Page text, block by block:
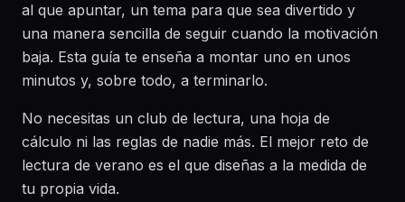
al que apuntar, un tema para que sea divertido y
una manera sencilla de seguir cuando la motivación
baja. Esta guía te enseña a montar uno en unos
minutos y, sobre todo, a terminarlo.
No necesitas un club de lectura, una hoja de
cálculo ni las reglas de nadie más. El mejor reto de
lectura de verano es el que diseñas a la medida de
tu propia vida.